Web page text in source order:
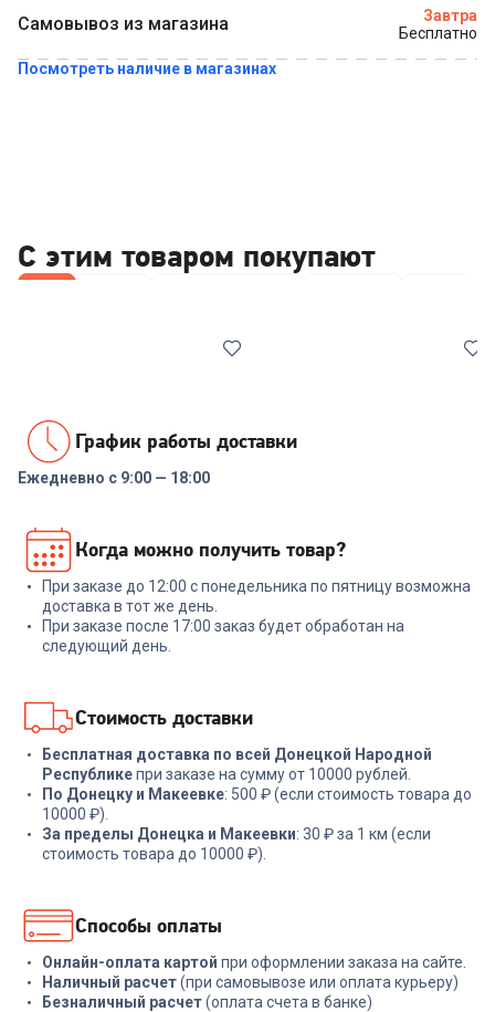
Самовывоз из магазина
Завтра
Бесплатно
Посмотреть наличие в магазинах
С этим товаром покупают
Набор ножей RONDELL RD-
1130 Urban Ultimate Набор из
5 ножей с подст.
+ 329 бонусов
10 999₽
NADOBA ANEZKA 7 пр
8 999₽
График работы доставки
Ежедневно с 9:00 — 18:00
Когда можно получить товар?
При заказе до 12:00 с понедельника по пятницу возможна
доставка в тот же день.
При заказе после 17:00 заказ будет обработан на
следующий день.
Стоимость доставки
Бесплатная доставка по всей Донецкой Народной
Республикепри заказе на сумму от 10000 рублей.
По Донецку и Макеевке: 500 ₽ (если стоимость товара до
10000 ₽).
За пределы Донецка и Макеевки: 30 ₽ за 1 км (если
стоимость товара до 10000 ₽).
Способы оплаты
Онлайн-оплата картой при оформлении заказа на сайте.
Наличный расчет(при самовывозе или оплата курьеру)
Безналичный расчет(оплата счета в банке)